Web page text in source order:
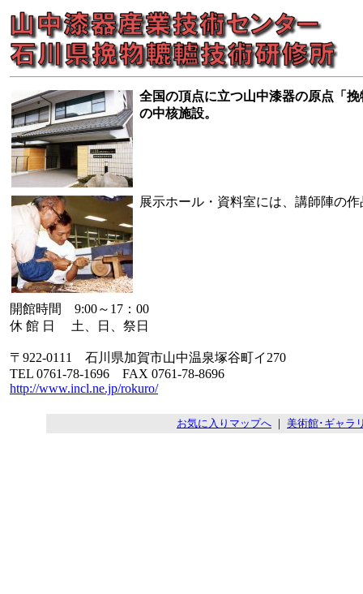
全国の頂点に立つ山中漆器の原点「
の中核施設。
展示ホール・資料室には、講師陣の
開館時間 9:00～17：00
休 館 日 土、日、祭日
〒922-0111 石川県加賀市山中温泉塚谷町イ270
TEL 0761-78-1696 FAX 0761-78-8696
http://www.incl.ne.jp/rokuro/
お気に入りマップへ ｜ 美術館･ギャラ